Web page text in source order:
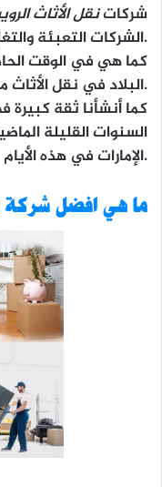
شركاتنقل الأثاث
الشركات التعبئة والتغليف شركة الإمارات بأكمله.
كما هي في الوقت
البلاد في نقل الأثاث من وإلى أي منطقة في الإمارات.
كما أنشأنا ثقة كبيرة
السنوات القليلة
الإمارات في هذه الأيام.
ما هي افضل شركة